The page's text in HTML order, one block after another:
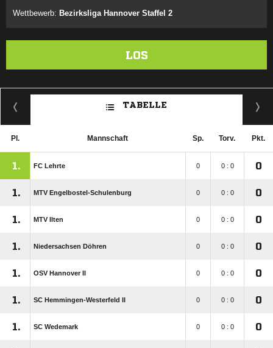
Wettbewerb: Bezirksliga Hannover Staffel 2
LOS
TABELLE
Pl. Mannschaft Sp. Torv. Pkt.
1. FC Lehrte 0 0 : 0 0
1. MTV Engelbostel-Schulenburg 0 0 : 0 0
1. MTV Ilten 0 0 : 0 0
1. Niedersachsen Döhren 0 0 : 0 0
1. OSV Hannover II 0 0 : 0 0
1. SC Hemmingen-Westerfeld II 0 0 : 0 0
1. SC Wedemark 0 0 : 0 0